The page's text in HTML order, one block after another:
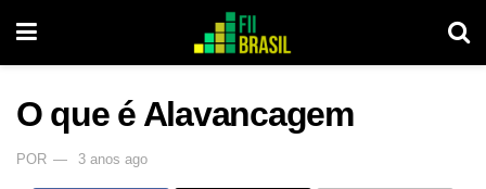
O que é Alavancagem
POR 3 anos ago